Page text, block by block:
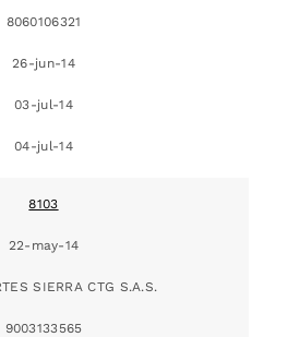
8060106321
26-jun-14
03-jul-14
04-jul-14
8103
22-may-14
SIERRA CTG S.A.S.
9003133565